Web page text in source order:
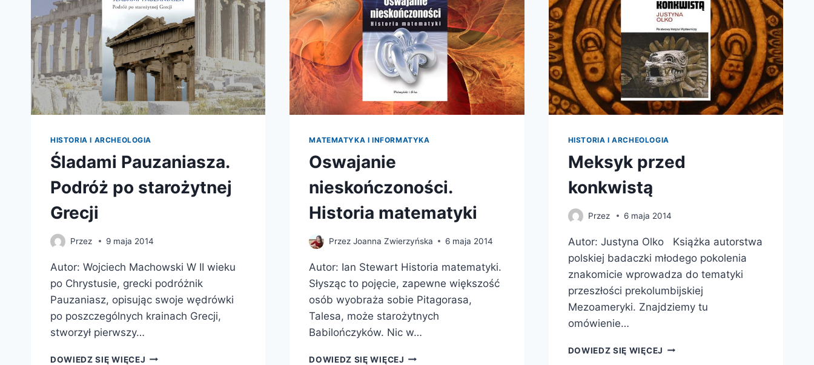
HISTORIA I ARCHEOLOGIA
Śladami Pauzaniasza.
Podróż po starożytnej
Grecji
Przez 9 maja 2014
Autor: Wojciech Machowski W II wieku
po Chrystusie, grecki podróżnik
Pauzaniasz, opisując swoje wędrówki
po poszczególnych krainach Grecji,
stworzył pierwszy…
DOWIEDZ SIĘ WIĘCEJ ŚLADAMI
MATEMATYKA I INFORMATYKA
Oswajanie
nieskończoności.
Historia matematyki
Przez Joanna Zwierzyńska 6 maja 2014
Autor: Ian Stewart Historia matematyki.
Słysząc to pojęcie, zapewne większość
osób wyobraża sobie Pitagorasa,
Talesa, może starożytnych
Babilończyków. Nic w…
DOWIEDZ SIĘ WIĘCEJ OSWAJANIE
HISTORIA I ARCHEOLOGIA
Meksyk przed
konkwistą
Przez 6 maja 2014
Autor: Justyna Olko Książka autorstwa
polskiej badaczki młodego pokolenia
znakomicie wprowadza do tematyki
przeszłości prekolumbijskiej
Mezoameryki. Znajdziemy tu
omówienie…
DOWIEDZ SIĘ WIĘCEJ MEKSYK